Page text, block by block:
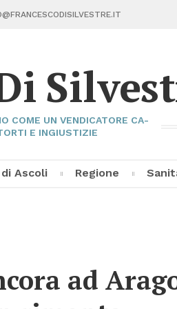
COME UN VEN­DI­CA­TO­RE CA­
E IN­GIU­STI­ZIE
Asco­li Re­gio­ne
ad